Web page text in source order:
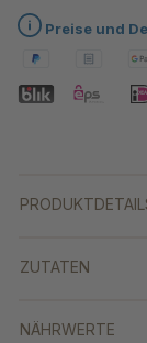
Preise und
ZUTATEN
NÄHRWERTE